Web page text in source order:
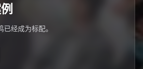
经成为标配。